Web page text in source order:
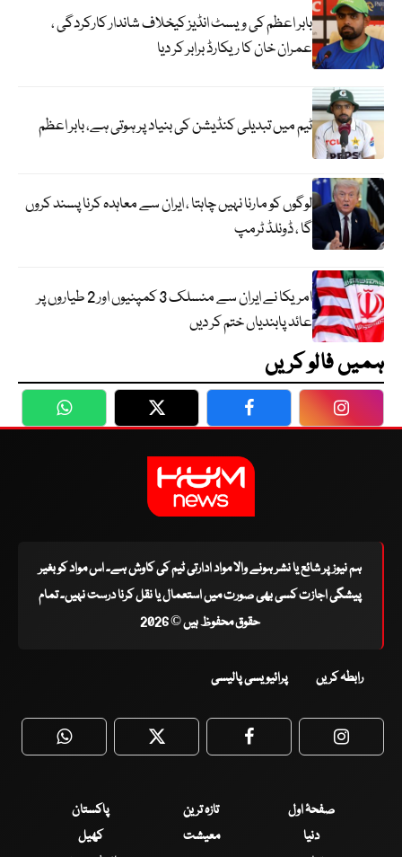
بابر اعظم کی ویسٹ انڈیز کیخلاف شاندار کارکردگی ،
عمران خان کا ریکارڈ برابر کر دیا
ٹیم میں تبدیلی کنڈیشن کی بنیاد پر ہوتی ہے، بابر اعظم
لوگوں کو مارنا نہیں چاہتا ، ایران سے معاہدہ کرنا پسند کروں
گا ، ڈونلڈ ٹرمپ
امریکا نے ایران سے منسلک 3 کمپنیوں اور 2 طیاروں پر
عائد پابندیاں ختم کر دیں
ہمیں فالو کریں
WhatsApp Twitter Facebook
ہم نیوز پر شائع یا نشر ہونے والا مواد ادارتی ٹیم کی کاوش ہے۔ اس مواد کو بغیر
پیشگی اجازت کسی بھی صورت میں استعمال یا نقل کرنا درست نہیں۔ تمام
حقوق محفوظ ہیں © 2026
رابطہ کریں پرائیویسی پالیسی
WhatsApp Twitter Facebook
صفحۂ اول تازہ ترین
پاکستان
دنیا
معیشت
کھیل